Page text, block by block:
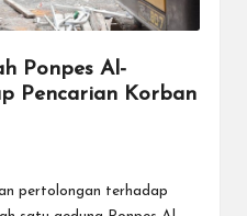
Ponpes Al-
Pencarian Korban
pertolongan terhadap